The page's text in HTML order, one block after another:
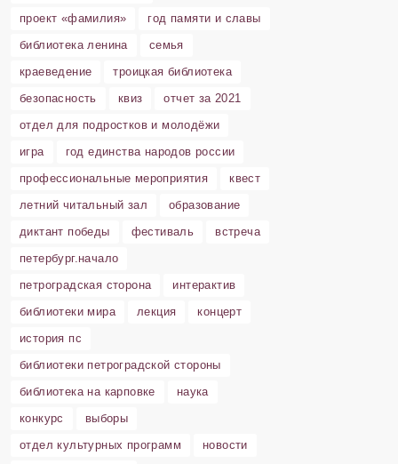
проект «фамилия»
год памяти и славы
библиотека ленина
семья
краеведение
троицкая библиотека
безопасность
квиз
отчет за 2021
отдел для подростков и молодёжи
игра
год единства народов россии
профессиональные мероприятия
квест
летний читальный зал
образование
диктант победы
фестиваль
встреча
петербург.начало
петроградская сторона
интерактив
библиотеки мира
лекция
концерт
история пс
библиотеки петроградской стороны
библиотека на карповке
наука
конкурс
выборы
отдел культурных программ
новости